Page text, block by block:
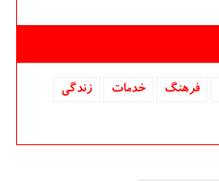
فرهنگ خدمات
زندگی